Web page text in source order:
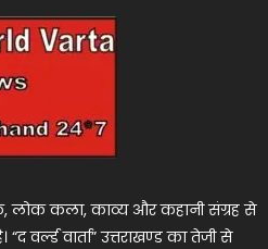
लोक कला, काव्य और कहानी संग्रह से
वार्ता” उत्तराखण्ड का तेजी से